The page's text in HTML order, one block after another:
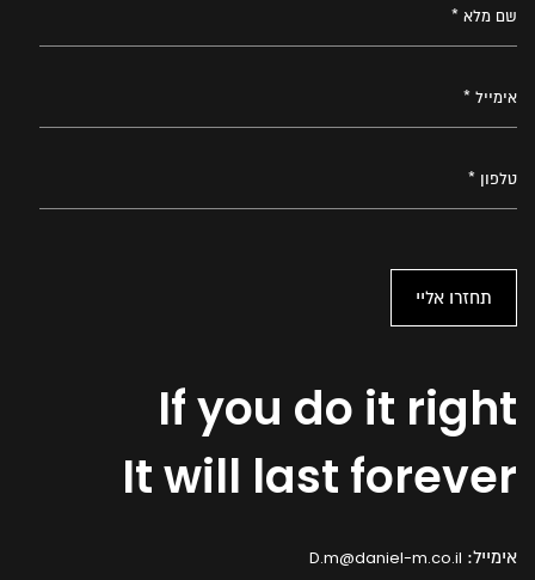
If you do it right
It will last forever
אימייל: D.m@daniel-m.co.il